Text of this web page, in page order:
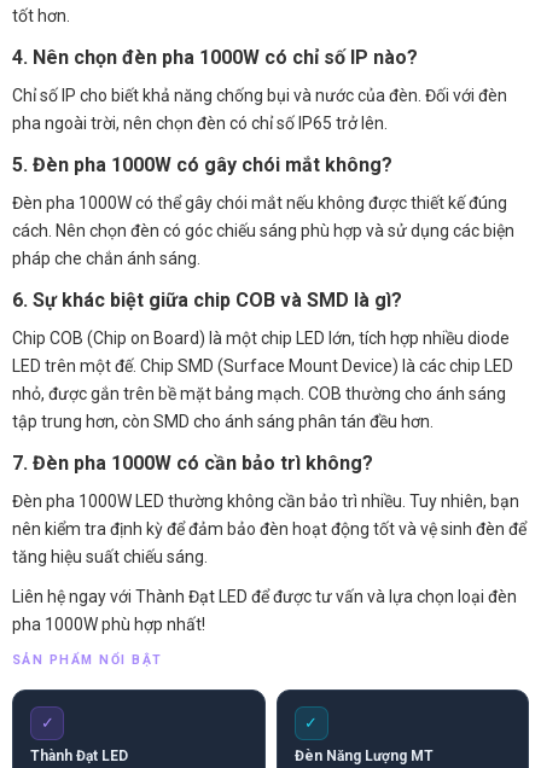
tốt hơn.
4. Nên chọn đèn pha 1000W có chỉ số IP nào?
Chỉ số IP cho biết khả năng chống bụi và nước của đèn. Đối với đèn
pha ngoài trời, nên chọn đèn có chỉ số IP65 trở lên.
5. Đèn pha 1000W có gây chói mắt không?
Đèn pha 1000W có thể gây chói mắt nếu không được thiết kế đúng
cách. Nên chọn đèn có góc chiếu sáng phù hợp và sử dụng các biện
pháp che chắn ánh sáng.
6. Sự khác biệt giữa chip COB và SMD là gì?
Chip COB (Chip on Board) là một chip LED lớn, tích hợp nhiều diode
LED trên một đế. Chip SMD (Surface Mount Device) là các chip LED
nhỏ, được gắn trên bề mặt bảng mạch. COB thường cho ánh sáng
tập trung hơn, còn SMD cho ánh sáng phân tán đều hơn.
7. Đèn pha 1000W có cần bảo trì không?
Đèn pha 1000W LED thường không cần bảo trì nhiều. Tuy nhiên, bạn
nên kiểm tra định kỳ để đảm bảo đèn hoạt động tốt và vệ sinh đèn để
tăng hiệu suất chiếu sáng.
Liên hệ ngay với Thành Đạt LED để được tư vấn và lựa chọn loại đèn
pha 1000W phù hợp nhất!
SẢN PHẨM NỔI BẬT
✓
Thành Đạt LED
✓
Đèn Năng Lượng MT